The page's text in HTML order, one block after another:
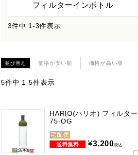
フィルターインボトル
3件中 1-3件表示
並び替え 価格が安い順 価格が高い順
5件中 1-5件表示
HARIO(ハリオ) フィルタ
75-OG
宅配便
¥3,200税込